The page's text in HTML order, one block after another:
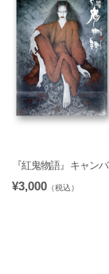
『紅鬼物語』キャン
¥3,000 （税込）